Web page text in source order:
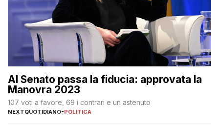
Al Senato passa la fiducia: approvata la
Manovra 2023
107 voti a favore, 69 i contrari e un astenuto
NEXTQUOTIDIANO-POLITICA